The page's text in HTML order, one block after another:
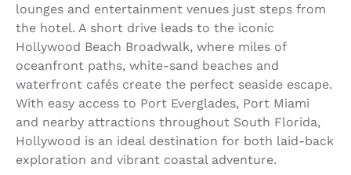
lounges and entertainment venues just steps from
the hotel. A short drive leads to the iconic
Hollywood Beach Broadwalk, where miles of
oceanfront paths, white-sand beaches and
waterfront cafés create the perfect seaside escape.
With easy access to Port Everglades, Port Miami
and nearby attractions throughout South Florida,
Hollywood is an ideal destination for both laid-back
exploration and vibrant coastal adventure.